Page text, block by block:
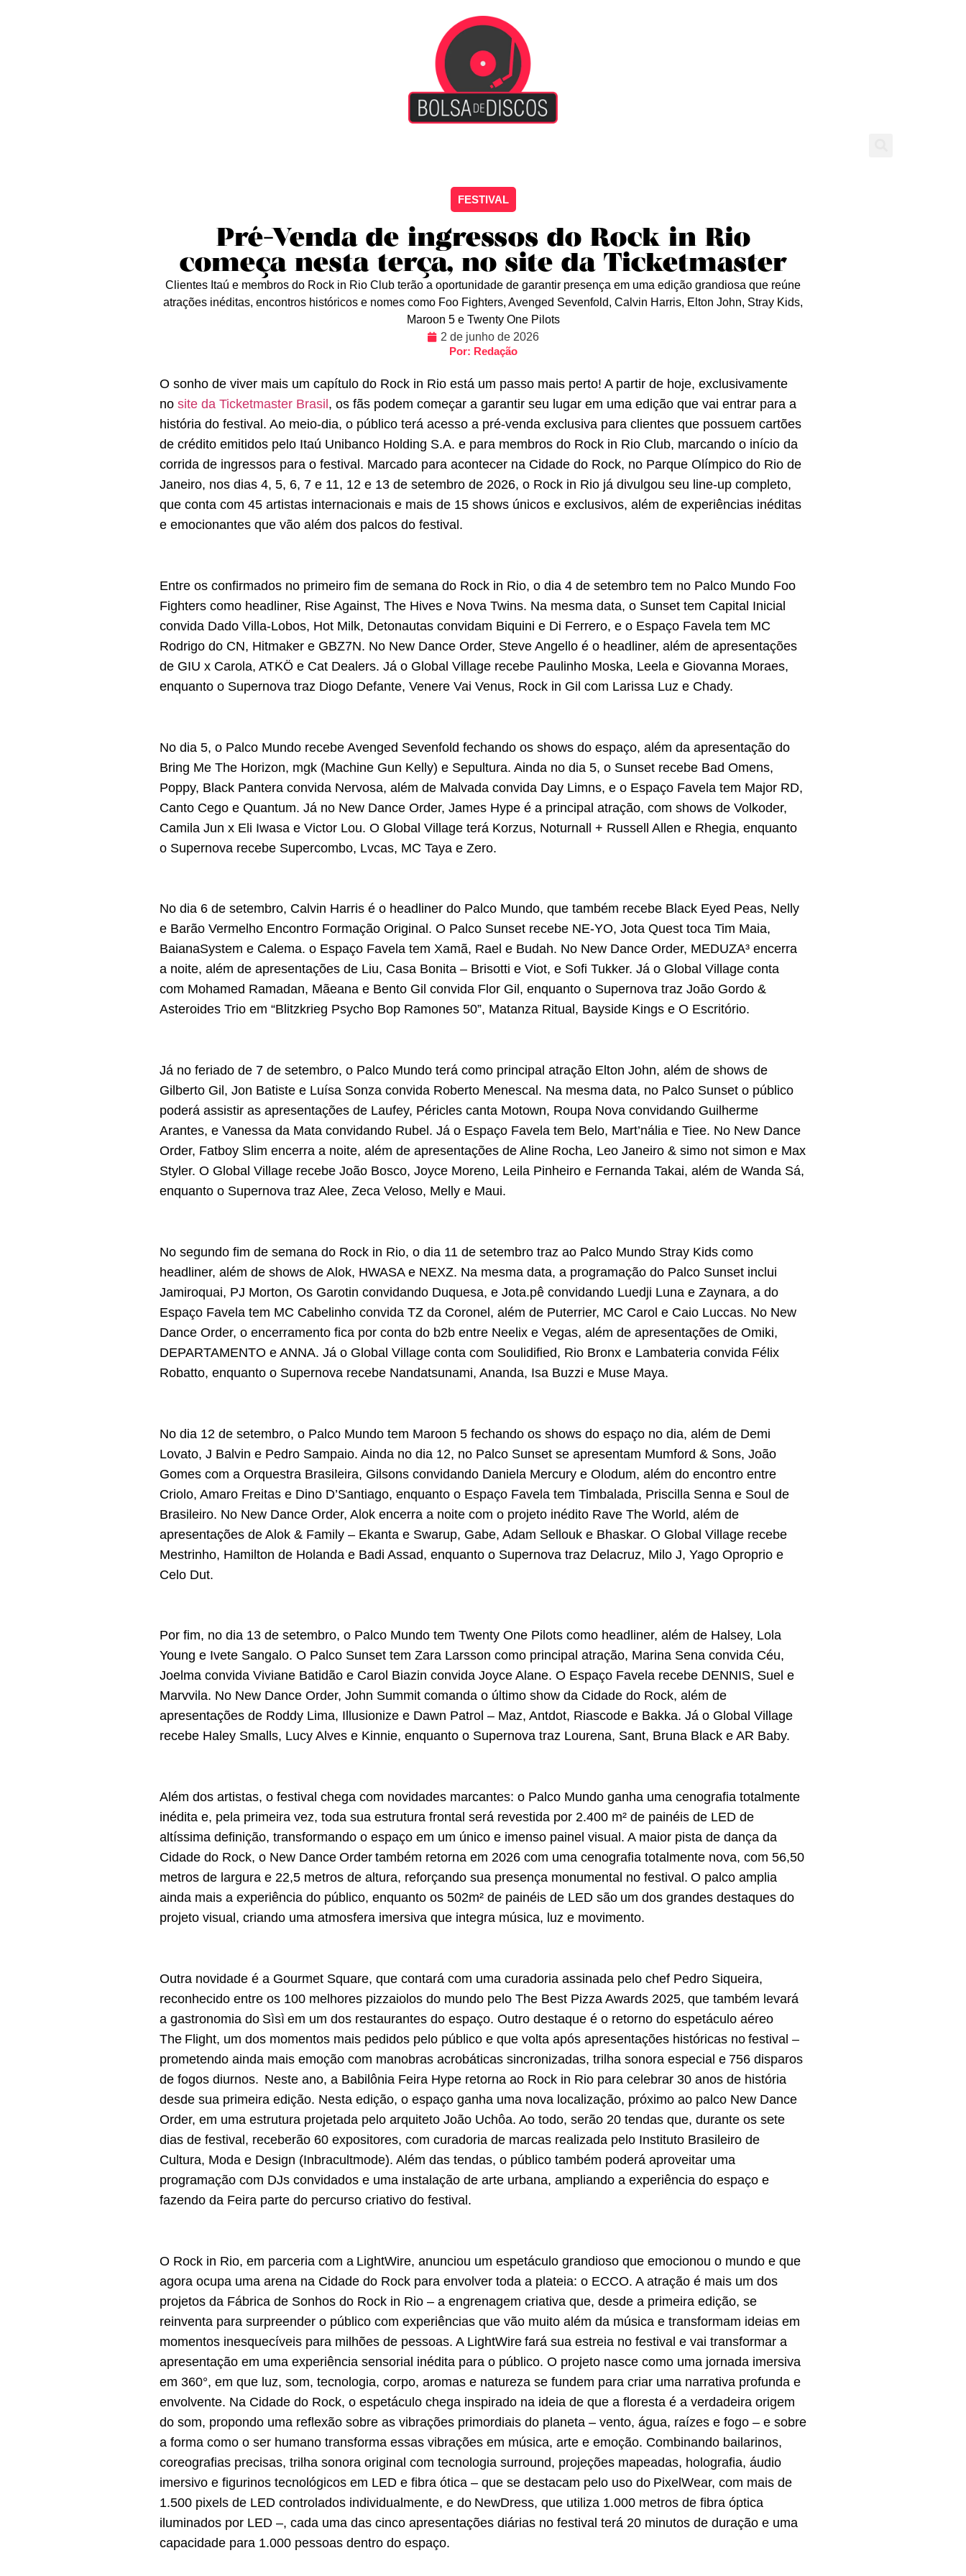
FESTIVAL
Pré-Venda de ingressos do Rock in Rio
começa nesta terça, no site da Ticketmaster
Clientes Itaú e membros do Rock in Rio Club terão a oportunidade de garantir presença em uma edição grandiosa que reúne
atrações inéditas, encontros históricos e nomes como Foo Fighters, Avenged Sevenfold, Calvin Harris, Elton John, Stray Kids,
Maroon 5 e Twenty One Pilots
2 de junho de 2026
Por: Redação
O sonho de viver mais um capítulo do Rock in Rio está um passo mais perto! A partir de hoje, exclusivamente
no site da Ticketmaster Brasil , os fãs podem começar a garantir seu lugar em uma edição que vai entrar para a
história do festival. Ao meio-dia, o público terá acesso a pré-venda exclusiva para clientes que possuem cartões
de crédito emitidos pelo Itaú Unibanco Holding S.A. e para membros do Rock in Rio Club, marcando o início da
corrida de ingressos para o festival. Marcado para acontecer na Cidade do Rock, no Parque Olímpico do Rio de
Janeiro, nos dias 4, 5, 6, 7 e 11, 12 e 13 de setembro de 2026, o Rock in Rio já divulgou seu line-up completo,
que conta com 45 artistas internacionais e mais de 15 shows únicos e exclusivos, além de experiências inéditas
e emocionantes que vão além dos palcos do festival.
Entre os confirmados no primeiro fim de semana do Rock in Rio, o dia 4 de setembro tem no Palco Mundo Foo
Fighters como headliner, Rise Against, The Hives e Nova Twins. Na mesma data, o Sunset tem Capital Inicial
convida Dado Villa-Lobos, Hot Milk, Detonautas convidam Biquini e Di Ferrero, e o Espaço Favela tem MC
Rodrigo do CN, Hitmaker e GBZ7N. No New Dance Order, Steve Angello é o headliner, além de apresentações
de GIU x Carola, ATKÖ e Cat Dealers. Já o Global Village recebe Paulinho Moska, Leela e Giovanna Moraes,
enquanto o Supernova traz Diogo Defante, Venere Vai Venus, Rock in Gil com Larissa Luz e Chady.
No dia 5, o Palco Mundo recebe Avenged Sevenfold fechando os shows do espaço, além da apresentação do
Bring Me The Horizon, mgk (Machine Gun Kelly) e Sepultura. Ainda no dia 5, o Sunset recebe Bad Omens,
Poppy, Black Pantera convida Nervosa, além de Malvada convida Day Limns, e o Espaço Favela tem Major RD,
Canto Cego e Quantum. Já no New Dance Order, James Hype é a principal atração, com shows de Volkoder,
Camila Jun x Eli Iwasa e Victor Lou. O Global Village terá Korzus, Noturnall + Russell Allen e Rhegia, enquanto
o Supernova recebe Supercombo, Lvcas, MC Taya e Zero.
No dia 6 de setembro, Calvin Harris é o headliner do Palco Mundo, que também recebe Black Eyed Peas, Nelly
e Barão Vermelho Encontro Formação Original. O Palco Sunset recebe NE-YO, Jota Quest toca Tim Maia,
BaianaSystem e Calema. o Espaço Favela tem Xamã, Rael e Budah. No New Dance Order, MEDUZA³ encerra
a noite, além de apresentações de Liu, Casa Bonita – Brisotti e Viot, e Sofi Tukker. Já o Global Village conta
com Mohamed Ramadan, Mãeana e Bento Gil convida Flor Gil, enquanto o Supernova traz João Gordo &
Asteroides Trio em “Blitzkrieg Psycho Bop Ramones 50”, Matanza Ritual, Bayside Kings e O Escritório.
Já no feriado de 7 de setembro, o Palco Mundo terá como principal atração Elton John, além de shows de
Gilberto Gil, Jon Batiste e Luísa Sonza convida Roberto Menescal. Na mesma data, no Palco Sunset o público
poderá assistir as apresentações de Laufey, Péricles canta Motown, Roupa Nova convidando Guilherme
Arantes, e Vanessa da Mata convidando Rubel. Já o Espaço Favela tem Belo, Mart’nália e Tiee. No New Dance
Order, Fatboy Slim encerra a noite, além de apresentações de Aline Rocha, Leo Janeiro & simo not simon e Max
Styler. O Global Village recebe João Bosco, Joyce Moreno, Leila Pinheiro e Fernanda Takai, além de Wanda Sá,
enquanto o Supernova traz Alee, Zeca Veloso, Melly e Maui.
No segundo fim de semana do Rock in Rio, o dia 11 de setembro traz ao Palco Mundo Stray Kids como
headliner, além de shows de Alok, HWASA e NEXZ. Na mesma data, a programação do Palco Sunset inclui
Jamiroquai, PJ Morton, Os Garotin convidando Duquesa, e Jota.pê convidando Luedji Luna e Zaynara, a do
Espaço Favela tem MC Cabelinho convida TZ da Coronel, além de Puterrier, MC Carol e Caio Luccas. No New
Dance Order, o encerramento fica por conta do b2b entre Neelix e Vegas, além de apresentações de Omiki,
DEPARTAMENTO e ANNA. Já o Global Village conta com Soulidified, Rio Bronx e Lambateria convida Félix
Robatto, enquanto o Supernova recebe Nandatsunami, Ananda, Isa Buzzi e Muse Maya.
No dia 12 de setembro, o Palco Mundo tem Maroon 5 fechando os shows do espaço no dia, além de Demi
Lovato, J Balvin e Pedro Sampaio. Ainda no dia 12, no Palco Sunset se apresentam Mumford & Sons, João
Gomes com a Orquestra Brasileira, Gilsons convidando Daniela Mercury e Olodum, além do encontro entre
Criolo, Amaro Freitas e Dino D’Santiago, enquanto o Espaço Favela tem Timbalada, Priscilla Senna e Soul de
Brasileiro. No New Dance Order, Alok encerra a noite com o projeto inédito Rave The World, além de
apresentações de Alok & Family – Ekanta e Swarup, Gabe, Adam Sellouk e Bhaskar. O Global Village recebe
Mestrinho, Hamilton de Holanda e Badi Assad, enquanto o Supernova traz Delacruz, Milo J, Yago Oproprio e
Celo Dut.
Por fim, no dia 13 de setembro, o Palco Mundo tem Twenty One Pilots como headliner, além de Halsey, Lola
Young e Ivete Sangalo. O Palco Sunset tem Zara Larsson como principal atração, Marina Sena convida Céu,
Joelma convida Viviane Batidão e Carol Biazin convida Joyce Alane. O Espaço Favela recebe DENNIS, Suel e
Marvvila. No New Dance Order, John Summit comanda o último show da Cidade do Rock, além de
apresentações de Roddy Lima, Illusionize e Dawn Patrol – Maz, Antdot, Riascode e Bakka. Já o Global Village
recebe Haley Smalls, Lucy Alves e Kinnie, enquanto o Supernova traz Lourena, Sant, Bruna Black e AR Baby.
Além dos artistas, o festival chega com novidades marcantes: o Palco Mundo ganha uma cenografia totalmente
inédita e, pela primeira vez, toda sua estrutura frontal será revestida por 2.400 m² de painéis de LED de
altíssima definição, transformando o espaço em um único e imenso painel visual. A maior pista de dança da
Cidade do Rock, o New Dance Order também retorna em 2026 com uma cenografia totalmente nova, com 56,50
metros de largura e 22,5 metros de altura, reforçando sua presença monumental no festival. O palco amplia
ainda mais a experiência do público, enquanto os 502m² de painéis de LED são um dos grandes destaques do
projeto visual, criando uma atmosfera imersiva que integra música, luz e movimento.
Outra novidade é a Gourmet Square, que contará com uma curadoria assinada pelo chef Pedro Siqueira,
reconhecido entre os 100 melhores pizzaiolos do mundo pelo The Best Pizza Awards 2025, que também levará
a gastronomia do Sìsì em um dos restaurantes do espaço. Outro destaque é o retorno do espetáculo aéreo
The Flight, um dos momentos mais pedidos pelo público e que volta após apresentações históricas no festival –
prometendo ainda mais emoção com manobras acrobáticas sincronizadas, trilha sonora especial e 756 disparos
de fogos diurnos. Neste ano, a Babilônia Feira Hype retorna ao Rock in Rio para celebrar 30 anos de história
desde sua primeira edição. Nesta edição, o espaço ganha uma nova localização, próximo ao palco New Dance
Order, em uma estrutura projetada pelo arquiteto João Uchôa. Ao todo, serão 20 tendas que, durante os sete
dias de festival, receberão 60 expositores, com curadoria de marcas realizada pelo Instituto Brasileiro de
Cultura, Moda e Design (Inbracultmode). Além das tendas, o público também poderá aproveitar uma
programação com DJs convidados e uma instalação de arte urbana, ampliando a experiência do espaço e
fazendo da Feira parte do percurso criativo do festival.
O Rock in Rio, em parceria com a LightWire, anunciou um espetáculo grandioso que emocionou o mundo e que
agora ocupa uma arena na Cidade do Rock para envolver toda a plateia: o ECCO. A atração é mais um dos
projetos da Fábrica de Sonhos do Rock in Rio – a engrenagem criativa que, desde a primeira edição, se
reinventa para surpreender o público com experiências que vão muito além da música e transformam ideias em
momentos inesquecíveis para milhões de pessoas. A LightWire fará sua estreia no festival e vai transformar a
apresentação em uma experiência sensorial inédita para o público. O projeto nasce como uma jornada imersiva
em 360°, em que luz, som, tecnologia, corpo, aromas e natureza se fundem para criar uma narrativa profunda e
envolvente. Na Cidade do Rock, o espetáculo chega inspirado na ideia de que a floresta é a verdadeira origem
do som, propondo uma reflexão sobre as vibrações primordiais do planeta – vento, água, raízes e fogo – e sobre
a forma como o ser humano transforma essas vibrações em música, arte e emoção. Combinando bailarinos,
coreografias precisas, trilha sonora original com tecnologia surround, projeções mapeadas, holografia, áudio
imersivo e figurinos tecnológicos em LED e fibra ótica – que se destacam pelo uso do PixelWear, com mais de
1.500 pixels de LED controlados individualmente, e do NewDress, que utiliza 1.000 metros de fibra óptica
iluminados por LED –, cada uma das cinco apresentações diárias no festival terá 20 minutos de duração e uma
capacidade para 1.000 pessoas dentro do espaço.